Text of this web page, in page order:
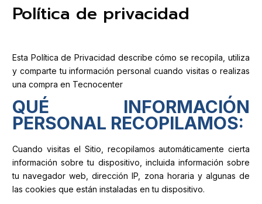
Política de privacidad
Esta Política de Privacidad describe cómo se recopila, utiliza
y comparte tu información personal cuando visitas o realizas
una compra en Tecnocenter
QUÉ INFORMACIÓN
PERSONAL RECOPILAMOS:
Cuando visitas el Sitio, recopilamos automáticamente cierta
información sobre tu dispositivo, incluida información sobre
tu navegador web, dirección IP, zona horaria y algunas de
las cookies que están instaladas en tu dispositivo.